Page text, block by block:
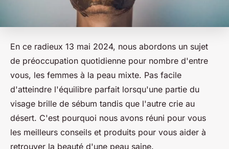
En ce radieux 13 mai 2024, nous abordons un sujet
de préoccupation quotidienne pour nombre d'entre
vous, les femmes à la peau mixte. Pas facile
d'atteindre l'équilibre parfait lorsqu'une partie du
visage brille de sébum tandis que l'autre crie au
désert. C'est pourquoi nous avons réuni pour vous
les meilleurs conseils et produits pour vous aider à
retrouver la beauté d'une peau saine.